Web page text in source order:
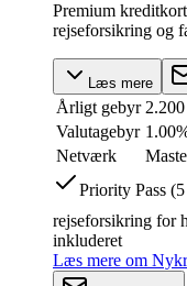
Premium
rejseforsikring og
Læs mere
Årligt gebyr
Valutagebyr
Netværk
Priority Pass
rejseforsikring for
inkluderet
Læs mere om